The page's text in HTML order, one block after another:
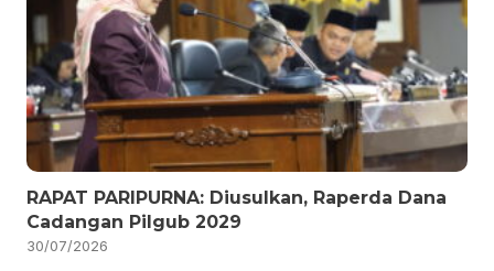
RAPAT PARIPURNA: Diusulkan, Raperda Dana
Cadangan Pilgub 2029
30/07/2026